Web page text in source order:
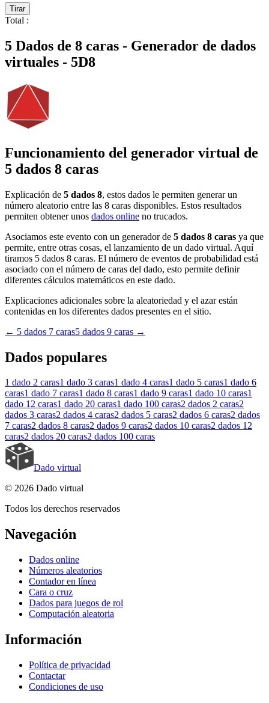
Tirar
Total :
5 Dados de 8 caras - Generador de dados
virtuales - 5D8
Funcionamiento del generador virtual de
5 dados 8 caras
Explicación de 5 dados 8, estos dados le permiten generar un
número aleatorio entre las 8 caras disponibles. Estos resultados
permiten obtener unos dados online no trucados.
Asociamos este evento con un generador de 5 dados 8 caras ya que
permite, entre otras cosas, el lanzamiento de un dado virtual. Aquí
tiramos 5 dados 8 caras. El número de eventos de probabilidad está
asociado con el número de caras del dado, esto permite definir
diferentes cálculos matemáticos en este dado.
Explicaciones adicionales sobre la aleatoriedad y el azar están
contenidas en los diferentes dados presentes en el sitio.
← 5 dados 7 caras5 dados 9 caras →
Dados populares
1 dado 2 caras1 dado 3 caras1 dado 4 caras1 dado 5 caras1 dado 6
caras1 dado 7 caras1 dado 8 caras1 dado 9 caras1 dado 10 caras1
dado 12 caras1 dado 20 caras1 dado 100 caras2 dados 2 caras2
dados 3 caras2 dados 4 caras2 dados 5 caras2 dados 6 caras2 dados
7 caras2 dados 8 caras2 dados 9 caras2 dados 10 caras2 dados 12
caras2 dados 20 caras2 dados 100 caras
Dado virtual
© 2026 Dado virtual
Todos los derechos reservados
Navegación
Dados online
Números aleatorios
Contador en línea
Cara o cruz
Dados para juegos de rol
Computación aleatoria
Información
Política de privacidad
Contactar
Condiciones de uso